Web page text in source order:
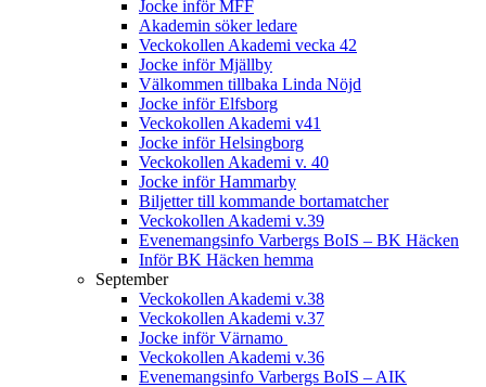
Jocke inför MFF
Akademin söker ledare
Veckokollen Akademi vecka 42
Jocke inför Mjällby
Välkommen tillbaka Linda Nöjd
Jocke inför Elfsborg
Veckokollen Akademi v41
Jocke inför Helsingborg
Veckokollen Akademi v. 40
Jocke inför Hammarby
Biljetter till kommande bortamatcher
Veckokollen Akademi v.39
Evenemangsinfo Varbergs BoIS – BK Häcken
Inför BK Häcken hemma
September
Veckokollen Akademi v.38
Veckokollen Akademi v.37
Jocke inför Värnamo
Veckokollen Akademi v.36
Evenemangsinfo Varbergs BoIS – AIK